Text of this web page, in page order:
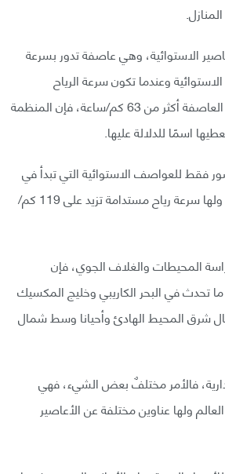
الاستوائية، وهي عاصفة تدور بسرعة
وعندما تكون سرعة الرياح
القصوى المستمرة لهذه العاصفة أكثر من 63 كم/ساعة، فإن المنظمة
اسمًا للدلالة عليها.
فقط للعواصف الاستوائية التي تبدأ في
حوض المحيط الأطلسي ولها سرعة رياح مستدامة تزيد على 119 كم/
المحيطات والغلاف الجوي، فإن
ما تحدث في البحر الكاريبي وخليج المكسيك
شرق المحيط الهادئ وأحيانا وسط شمال
فالأمر مختلفٌ بعض الشيء، فهي
ولها عناوين مختلفة عن الأعاصير